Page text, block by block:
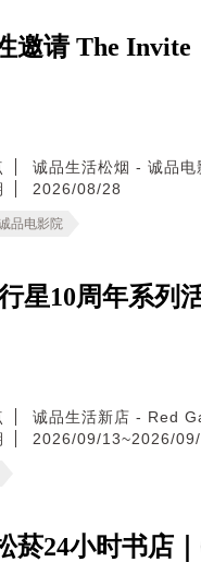
邀请 The Invite
诚品生活松烟 - 诚品电
2026/08/28
品电影院
行星10周年系列
诚品生活新店 - Red
2026/09/13~2026/
菸24小时书店